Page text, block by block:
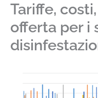
Tariffe,
offerta per i